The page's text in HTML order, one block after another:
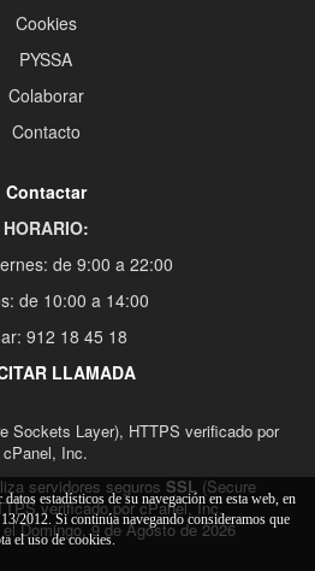
Cookies
PYSSA
Colaborar
Contacto
Contactar
HORARIO:
de 9:00 a 22:00
de 10:00 a 14:00
912 18 45 18
LLAMADA
servidores seguros SSL (Secure
verificado por cPanel, Inc.
Domingo, 9 de Agosto de 2026
estadísticos de su navegación en esta web, en
2012. Si continúa navegando consideramos que
el uso de cookies.